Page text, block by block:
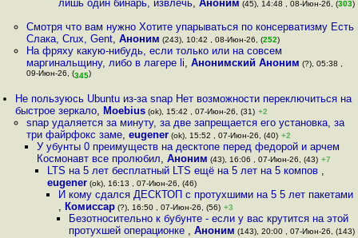
лишь один бинарь, извлечь, Аноним (45), 14:48 , 08-Июн-26, (303)
Смотря что вам нужно Хотите упарываться по консерватизму Есть
Слака, Crux, Gent, Аноним (243), 10:42 , 08-Июн-26, (252)
На фряху какую-нибудь, если только или на совсем
маргинальщину, либо в лагере li, Анонимский Аноним (?), 05:38 ,
09-Июн-26, (345)
Не пользуюсь Ubuntu из-за snap Нет возможности переключиться на
быстрое зеркало, Moebius (ok), 15:42 , 07-Июн-26, (31) +2
snap удаляется за минуту, за две запрещается его установка, за
три файрфокс заме, eugener(ok), 15:52 , 07-Июн-26, (40) +2
У убунты 0 преимуществ на десктопе перед федорой и арчем
Космонавт все пролюбил, Аноним (43), 16:06 , 07-Июн-26, (43) +7
LTS на 5 лет бесплатный LTS ещё на 5 лет на 5 компов ,
eugener (ok), 16:13 , 07-Июн-26, (46)
И кому сдался ДЕСКТОП с протухшими на 5 5 лет пакетами
, Комиссар(?), 16:50 , 07-Июн-26, (56) +3
Безотносительно к бубунте - если у вас крутится на этой
протухшей операционке , Аноним (143), 20:00 , 07-Июн-26, (143)